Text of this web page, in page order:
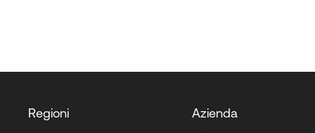
Regioni Azienda